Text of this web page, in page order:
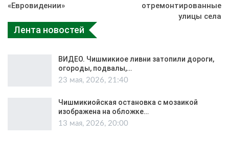
«Евровидении»
отремонтированные
улицы села
Лента новостей
ВИДЕО. Чишмикиое ливни затопили дороги,
огороды, подвалы,…
23 мая, 2026, 21:40
Чишмикиойская остановка с мозаикой
изображена на обложке…
13 мая, 2026, 20:00